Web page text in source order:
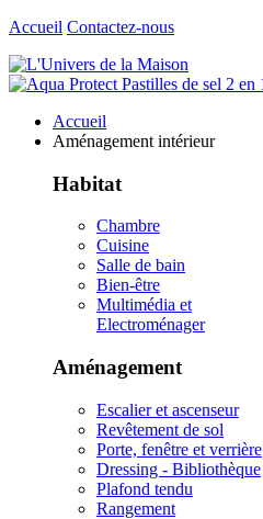
Accueil Contactez-nous
Accueil
Aménagement intérieur
Habitat
Chambre
Cuisine
Salle de bain
Bien-être
Multimédia et
Electroménager
Aménagement
Escalier et ascenseur
Revêtement de sol
Porte, fenêtre et verrière
Dressing - Bibliothèque
Plafond tendu
Rangement